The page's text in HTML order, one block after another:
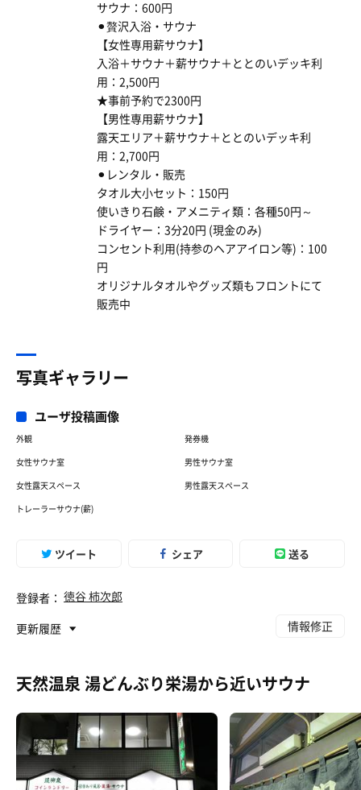
サウナ：600円
⚫︎贅沢入浴・サウナ
【女性専用薪サウナ】
入浴＋サウナ＋薪サウナ＋ととのいデッキ利
用：2,500円
★事前予約で2300円
【男性専用薪サウナ】
露天エリア＋薪サウナ＋ととのいデッキ利
用：2,700円
⚫︎レンタル・販売
タオル大小セット：150円
使いきり石鹸・アメニティ類：各種50円～
ドライヤー：3分20円 (現金のみ)
コンセント利用(持参のヘアアイロン等)：100
円
オリジナルタオルやグッズ類もフロントにて
販売中
写真ギャラリー
ユーザ投稿画像
外観
発券機
女性サウナ室
男性サウナ室
女性露天スペース
男性露天スペース
トレーラーサウナ(薪)
ツイート シェア 送る
登録者： 徳谷 柿次郎
更新履歴
情報修正
天然温泉 湯どんぶり栄湯から近いサウナ